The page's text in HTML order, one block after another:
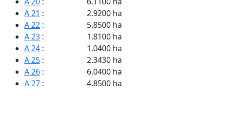
A 21 :
2.9200 ha
A 22 :
5.8500 ha
A 23 :
1.8100 ha
A 24 :
1.0400 ha
A 25 :
2.3430 ha
A 26 :
6.0400 ha
A 27 :
4.8500 ha